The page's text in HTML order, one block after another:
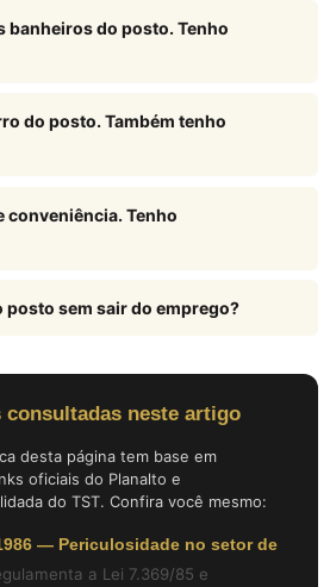
banheiros do posto. Tenho
do posto. Também tenho
conveniência. Tenho
posto sem sair do emprego?
consultadas neste artigo
desta página tem base em
oficiais do Planalto e
do TST. Confira você mesmo:
— Periculosidade no setor de
a Lei 7.369/85 e